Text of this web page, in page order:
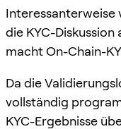
die KYC-
macht On-Chain-
Da die
vollständig
KYC-Ergebnisse